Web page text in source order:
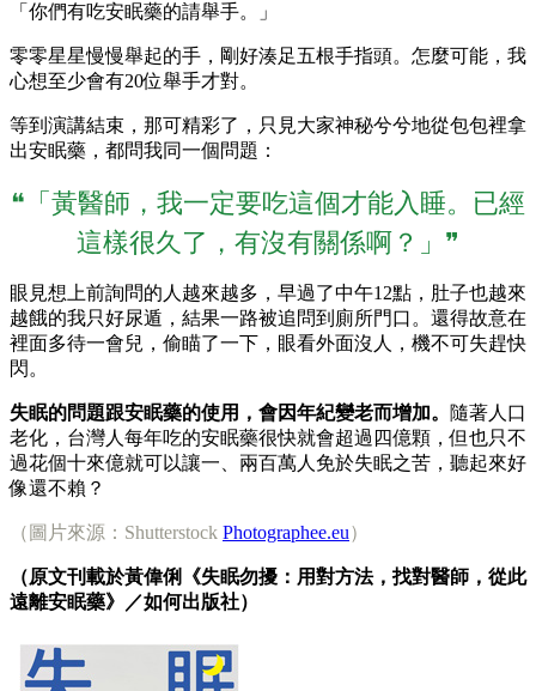
「你們有吃安眠藥的請舉手。」
零零星星慢慢舉起的手，剛好湊足五根手指頭。怎麼可能，我
心想至少會有20位舉手才對。
等到演講結束，那可精彩了，只見大家神秘兮兮地從包包裡拿
出安眠藥，都問我同一個問題：
❝「黃醫師，我一定要吃這個才能入睡。已經
這樣很久了，有沒有關係啊？」❞
眼見想上前詢問的人越來越多，早過了中午12點，肚子也越來
越餓的我只好尿遁，結果一路被追問到廁所門口。還得故意在
裡面多待一會兒，偷瞄了一下，眼看外面沒人，機不可失趕快
閃。
失眠的問題跟安眠藥的使用，會因年紀變老而增加。 隨著人口
老化，台灣人每年吃的安眠藥很快就會超過四億顆，但也只不
過花個十來億就可以讓一、兩百萬人免於失眠之苦，聽起來好
像還不賴？
（圖片來源：Shutterstock Photographee.eu）
（原文刊載於黃偉俐《失眠勿擾：用對方法，找對醫師，從此
遠離安眠藥》／如何出版社）